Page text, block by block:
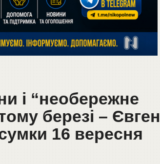
і “необережне
березі – Євген
16 вересня